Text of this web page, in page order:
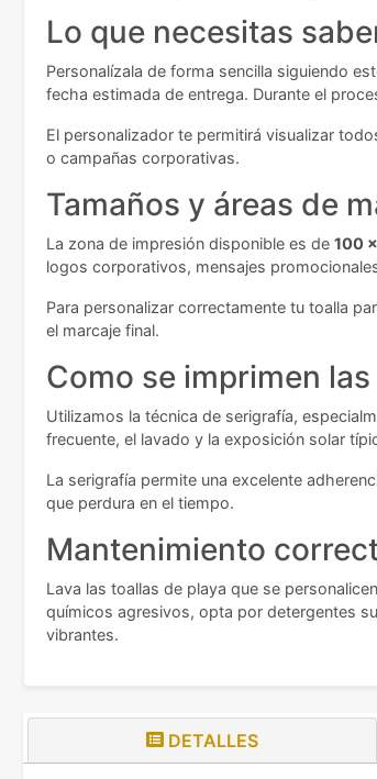
Lo que necesitas
Personalízala de forma sencilla siguiendo
fecha estimada de entrega. Durante el
El personalizador te permitirá visualizar
o campañas corporativas.
Tamaños y áreas de
La zona de impresión disponible es de 100
logos corporativos, mensajes
Para personalizar correctamente tu toalla
el marcaje final.
Como se imprimen
Utilizamos la técnica de serigrafía,
frecuente, el lavado y la exposición solar
La serigrafía permite una excelente
que perdura en el tiempo.
Mantenimiento
Lava las toallas de playa que se
químicos agresivos, opta por detergentes
vibrantes.
DETALLES